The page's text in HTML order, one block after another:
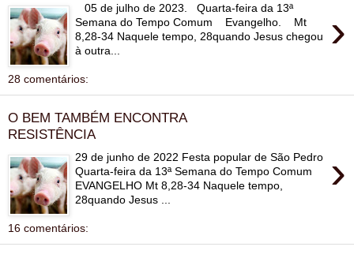
›
05 de julho de 2023. Quarta-feira da 13ª
Semana do Tempo Comum Evangelho. Mt
8,28-34 Naquele tempo, 28quando Jesus chegou
à outra...
28 comentários:
O BEM TAMBÉM ENCONTRA
RESISTÊNCIA
›
29 de junho de 2022 Festa popular de São Pedro
Quarta-feira da 13ª Semana do Tempo Comum
EVANGELHO Mt 8,28-34 Naquele tempo,
28quando Jesus ...
16 comentários: